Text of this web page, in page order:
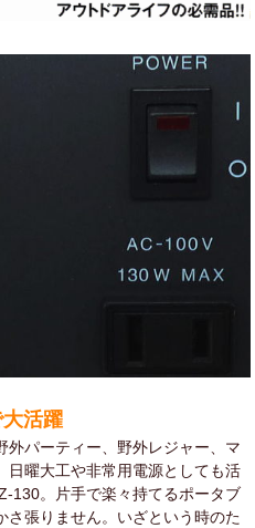
活躍
外パーティー、野外レジャー、マ
日曜大工や非常用電源としても活
130。片手で楽々持てるポータブ
さ張りません。いざという時のた